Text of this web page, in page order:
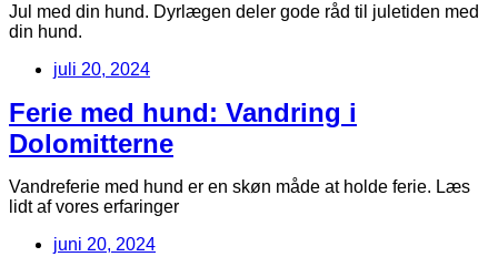
Jul med din hund. Dyrlægen deler gode råd til juletiden med
din hund.
juli 20, 2024
Ferie med hund: Vandring i
Dolomitterne
Vandreferie med hund er en skøn måde at holde ferie. Læs
lidt af vores erfaringer
juni 20, 2024